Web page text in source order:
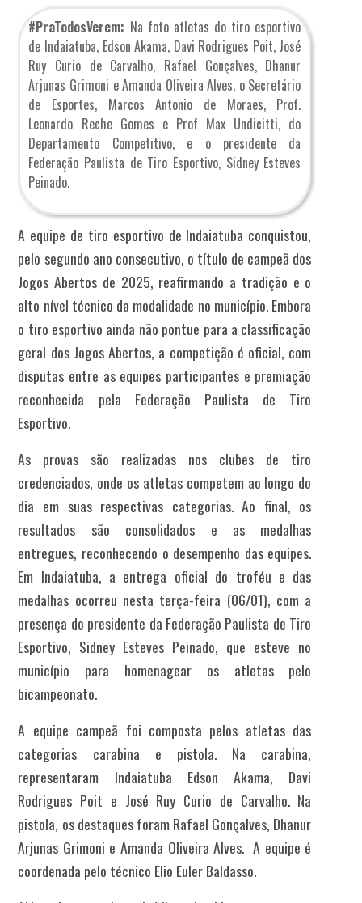
#PraTodosVerem: Na foto atletas do tiro esportivo
de Indaiatuba, Edson Akama, Davi Rodrigues Poit, José
Ruy Curio de Carvalho, Rafael Gonçalves, Dhanur
Arjunas Grimoni e Amanda Oliveira Alves, o Secretário
de Esportes, Marcos Antonio de Moraes, Prof.
Leonardo Reche Gomes e Prof Max Undicitti, do
Departamento Competitivo, e o presidente da
Federação Paulista de Tiro Esportivo, Sidney Esteves
Peinado.
A equipe de tiro esportivo de Indaiatuba conquistou,
pelo segundo ano consecutivo, o título de campeã dos
Jogos Abertos de 2025, reafirmando a tradição e o
alto nível técnico da modalidade no município. Embora
o tiro esportivo ainda não pontue para a classificação
geral dos Jogos Abertos, a competição é oficial, com
disputas entre as equipes participantes e premiação
reconhecida pela Federação Paulista de Tiro
Esportivo.
As provas são realizadas nos clubes de tiro
credenciados, onde os atletas competem ao longo do
dia em suas respectivas categorias. Ao final, os
resultados são consolidados e as medalhas
entregues, reconhecendo o desempenho das equipes.
Em Indaiatuba, a entrega oficial do troféu e das
medalhas ocorreu nesta terça-feira (06/01), com a
presença do presidente da Federação Paulista de Tiro
Esportivo, Sidney Esteves Peinado, que esteve no
município para homenagear os atletas pelo
bicampeonato.
A equipe campeã foi composta pelos atletas das
categorias carabina e pistola. Na carabina,
representaram Indaiatuba Edson Akama, Davi
Rodrigues Poit e José Ruy Curio de Carvalho. Na
pistola, os destaques foram Rafael Gonçalves, Dhanur
Arjunas Grimoni e Amanda Oliveira Alves. A equipe é
coordenada pelo técnico Elio Euler Baldasso.